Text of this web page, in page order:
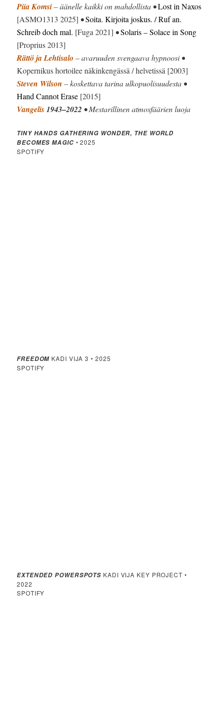
Piia Komsi– äänelle kaikki on mahdollista •Lost in Naxos
[ASMO1313 2025] •Soita. Kirjoita joskus. / Ruf an.
Schreib doch mal. [Fuga 2021] •Solaris – Solace in Song
[Proprius 2013]
Rättö ja Lehtisalo – avaruuden svengaava hypnoosi •
Kopernikus hortoilee näkinkengässä / helvetissä [2003]
Steven Wilson – koskettava tarina ulkopuolisuudesta •
Hand Cannot Erase [2015]
Vangelis1943–2022 • Mestarillinen atmosfäärien luoja
TINY HANDS GATHERING WONDER, THE WORLD
BECOMES MAGIC • 2025
SPOTIFY
FREEDOM KADI VIJA 3 • 2025
SPOTIFY
EXTENDED POWERSPOTS KADI VIJA KEY PROJECT •
2022
SPOTIFY